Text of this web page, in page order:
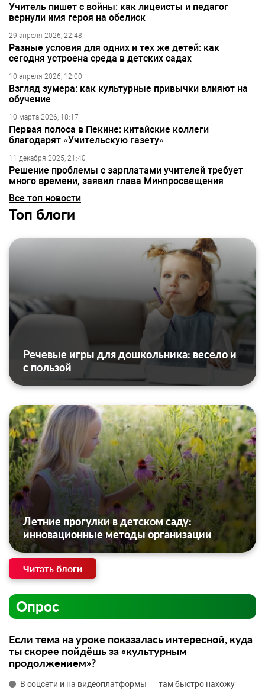
Учитель пишет с войны: как лицеисты и педагог
вернули имя героя на обелиск
29 апреля 2026, 22:48
Разные условия для одних и тех же детей: как
сегодня устроена среда в детских садах
10 апреля 2026, 12:00
Взгляд зумера: как культурные привычки влияют на
обучение
10 марта 2026, 18:17
Первая полоса в Пекине: китайские коллеги
благодарят «Учительскую газету»
11 декабря 2025, 21:40
Решение проблемы с зарплатами учителей требует
много времени, заявил глава Минпросвещения
Все топ новости
Топ блоги
Речевые игры для дошкольника: весело и
с пользой
Летние прогулки в детском саду:
инновационные методы организации
Читать блоги
Опрос
Если тема на уроке показалась интересной, куда
ты скорее пойдёшь за «культурным
продолжением»?
В соцсети и на видеоплатформы — там быстро нахожу